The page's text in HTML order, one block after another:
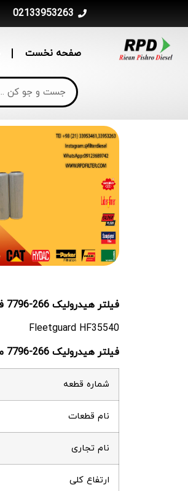
02133953263
صفحه نخست
فیلتر هیدرولیک 266-7796 فیلتر های معادل
Fleetguard HF35540
فیلتر هیدرولیک 266-7796 مشخصات فنی
شماره قطعه
نام قطعات
نام تجاری
ارتفاع کلی